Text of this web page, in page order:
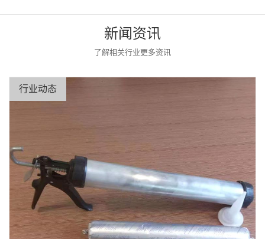
新闻资讯
了解相关行业更多资讯
行业动态